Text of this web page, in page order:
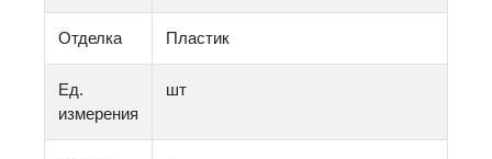
Отделка Пластик
Ед.
измерения
шт